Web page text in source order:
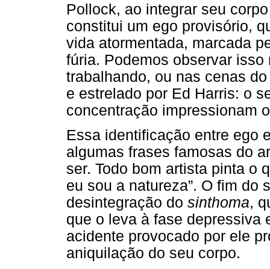
Pollock, ao integrar seu
constitui um ego provisório,
vida atormentada, marcada
fúria. Podemos observar
trabalhando, ou nas cenas
e estrelado por Ed Harris: o
concentração impressionam
Essa identificação entre ego
algumas frases famosas do
ser. Todo bom artista pinta o
eu sou a natureza”. O fim do
desintegração do sinthoma,
que o leva à fase depressiva
acidente provocado por ele
aniquilação do seu corpo.